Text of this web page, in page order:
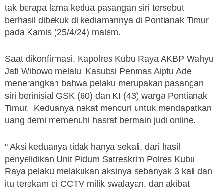
tak berapa lama kedua pasangan siri tersebut
berhasil dibekuk di kediamannya di Pontianak Timur
pada Kamis (25/4/24) malam.
Saat dikonfirmasi, Kapolres Kubu Raya AKBP Wahyu
Jati Wibowo melalui Kasubsi Penmas Aiptu Ade
menerangkan bahwa pelaku merupakan pasangan
siri berinisial GSK (60) dan KI (43) warga Pontianak
Timur, Keduanya nekat mencuri untuk mendapatkan
uang demi memenuhi hasrat bermain judi online.
" Aksi keduanya tidak hanya sekali, dari hasil
penyelidikan Unit Pidum Satreskrim Polres Kubu
Raya pelaku melakukan aksinya sebanyak 3 kali dan
itu terekam di CCTV milik swalayan, dan akibat